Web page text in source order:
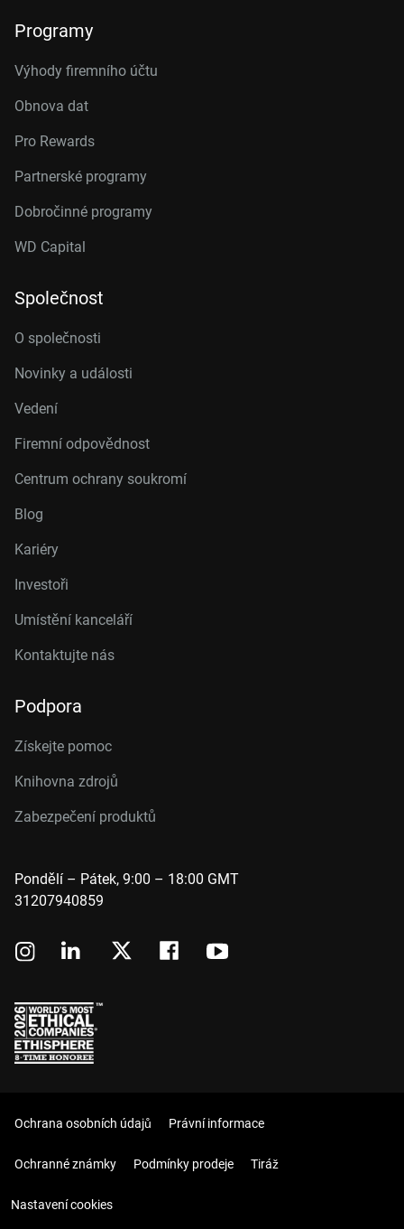
Programy
Výhody firemního účtu
Obnova dat
Pro Rewards
Partnerské programy
Dobročinné programy
WD Capital
Společnost
O společnosti
Novinky a události
Vedení
Firemní odpovědnost
Centrum ochrany soukromí
Blog
Kariéry
Investoři
Umístění kanceláří
Kontaktujte nás
Podpora
Získejte pomoc
Knihovna zdrojů
Zabezpečení produktů
Pondělí – Pátek, 9:00 – 18:00 GMT
31207940859
Ochrana osobních údajů Právní informace
Ochranné známky Podmínky prodeje Tiráž
Nastavení cookies